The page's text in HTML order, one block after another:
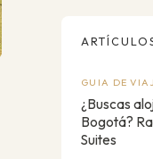
GUIA DE
¿Buscas
Bogotá?
Suites